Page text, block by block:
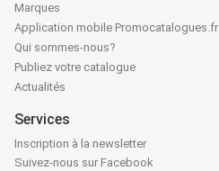
Marques
Application mobile Promocatalogues.fr
Qui sommes-nous?
Publiez votre catalogue
Actualités
Services
Inscription à la newsletter
Suivez-nous sur Facebook